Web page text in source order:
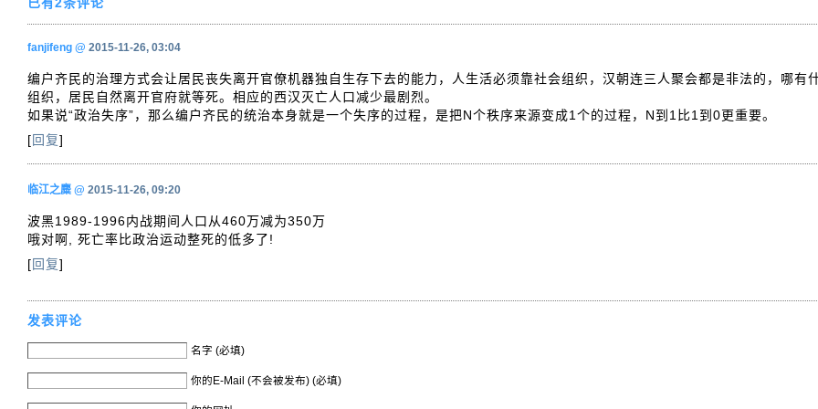
fanjifeng @ 2015-11-26, 03:04
编户齐民的治理方式会让居民丧失离开官僚机器独自生存下去的能力，人生活必须靠社会组织，汉朝连三人聚会都是非法的，哪有
组织，居民自然离开官府就等死。相应的西汉灭亡人口减少最剧烈。
如果说“政治失序”，那么编户齐民的统治本身就是一个失序的过程，是把N个秩序来源变成1个的过程，N到1比1到0更重要。
[回复]
临江之麋 @ 2015-11-26, 09:20
波黑1989-1996内战期间人口从460万减为350万
哦对啊, 死亡率比政治运动整死的低多了!
[回复]
发表评论
名字 (必填)
你的E-Mail (不会被发布) (必填)